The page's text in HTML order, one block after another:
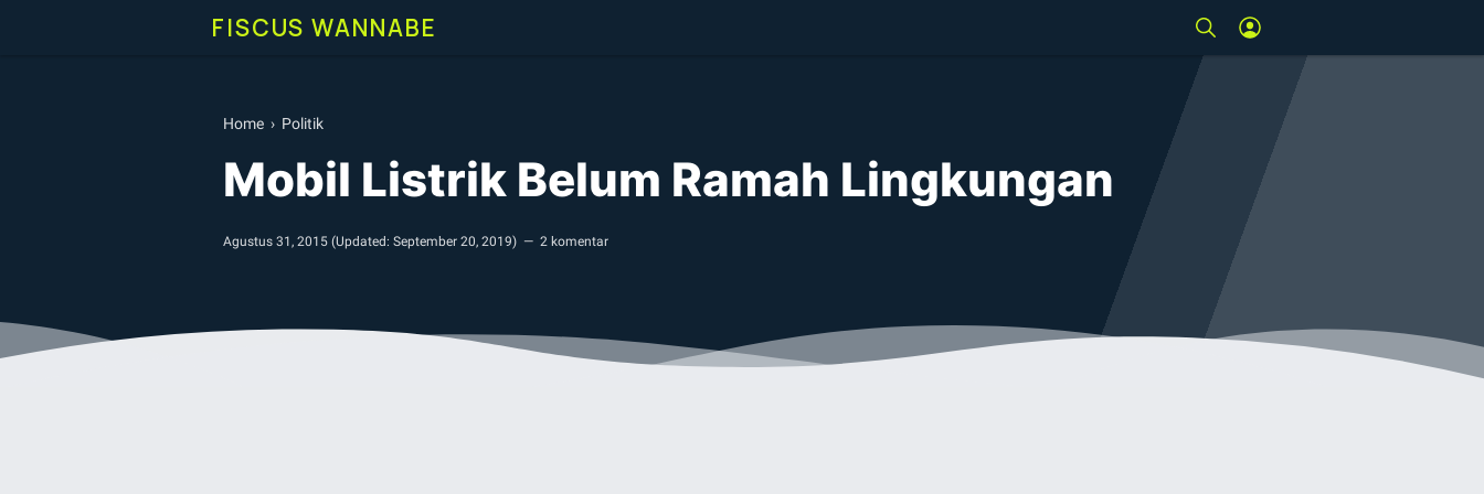
FISCUS WANNABE
Home › Politik
Mobil Listrik Belum Ramah Lingkungan
Agustus 31, 2015 (Updated: September 20, 2019) 2 komentar